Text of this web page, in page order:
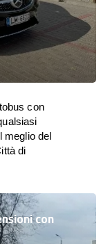
con
meglio del
di
con